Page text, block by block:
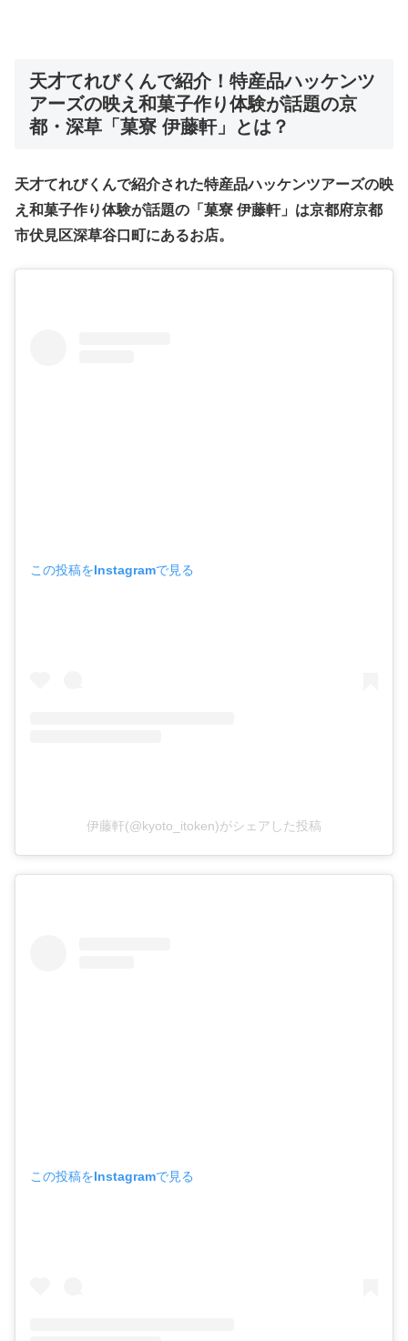
天才てれびくんで紹介！ 特産品ハッケンツ
アーズの映え和菓子作り体験が話題の京
都・深草「菓寮 伊藤軒」
とは？
天才てれびくんで紹介された特産品ハッケンツアーズの映
え和菓子作り体験が話題の「菓寮 伊藤軒」は京都府京都
市伏見区深草谷口町にあるお店。
この投稿をInstagramで見る
伊藤軒(@kyoto_itoken)がシェアした投稿
この投稿をInstagramで見る